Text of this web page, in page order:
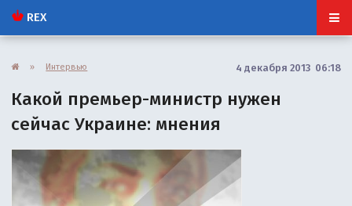
REX
» Интервью 4 декабря 2013 06:18
Какой премьер-министр нужен
сейчас Украине: мнения